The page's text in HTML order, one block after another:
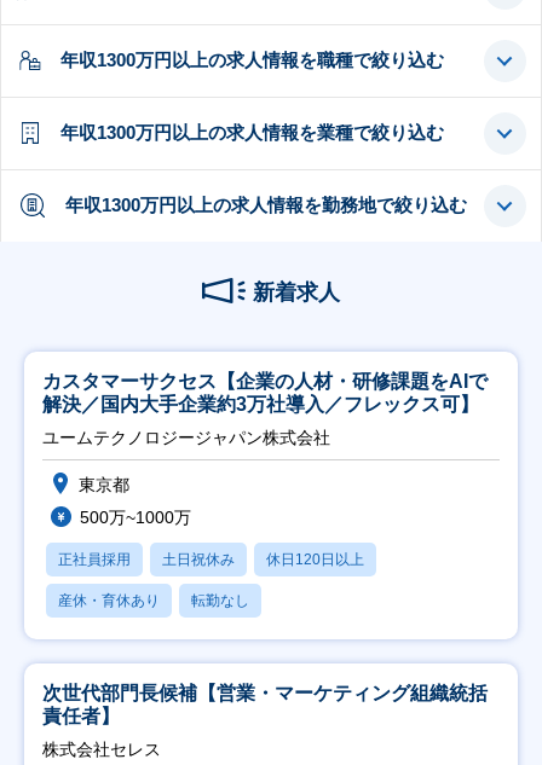
年収1300万円以上の求人情報を職種で絞り込む
年収1300万円以上の求人情報を業種で絞り込む
年収1300万円以上の求人情報を勤務地で絞り込む
新着求人
カスタマーサクセス【企業の人材・研修課題をAIで
解決／国内大手企業約3万社導入／フレックス可】
ユームテクノロジージャパン株式会社
東京都
500万~1000万
正社員採用 土日祝休み 休日120日以上
産休・育休あり 転勤なし
次世代部門長候補【営業・マーケティング組織統括
責任者】
株式会社セレス